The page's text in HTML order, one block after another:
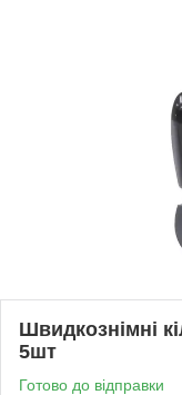
Швидкознімні
5шт
Готово до відправки